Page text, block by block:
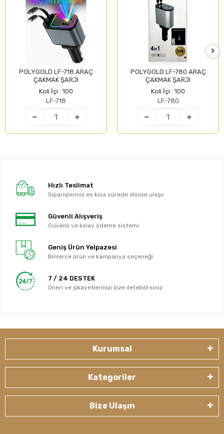
POLYGOLD LF-718 ARAÇ
ÇAKMAK ŞARJI
Koli İçi : 100
LF-718
POLYGOLD LF-780 ARAÇ
ÇAKMAK ŞARJI
Koli İçi : 100
LF-780
Hızlı Teslimat
Siparişleriniz en kısa sürede elinize ulaşır.
Güvenli Alışveriş
Güvenli ve kolay ödeme sistemi
Geniş Ürün Yelpazesi
Binlerce ürün ve kampanya seçeneği
7 / 24 DESTEK
Öneri ve şikayetlerinizi bize iletebilirsiniz.
Kurumsal
Kategoriler
Bize Ulaşın